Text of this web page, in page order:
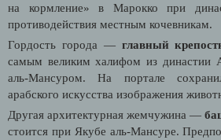
на кормление» в Марокко при
противодействия местным кочевникам.
Гордость города — главный
самым великим халифом из династии
аль-Мансуром. На портале
арабского искусства изображения
Другая архитектурная жемчужина —
стоится при Якубе аль-Мансуре.